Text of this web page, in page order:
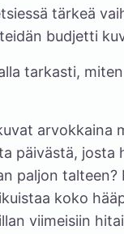
tärkeä
budjetti
tarkasti,
arvokkaina
päivästä, josta
paljon talteen?
koko
viimeisiin